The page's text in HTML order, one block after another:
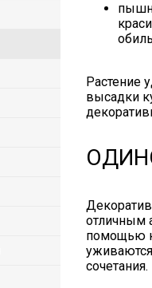
Растение
высадки
отличным
помощью
сочетания.